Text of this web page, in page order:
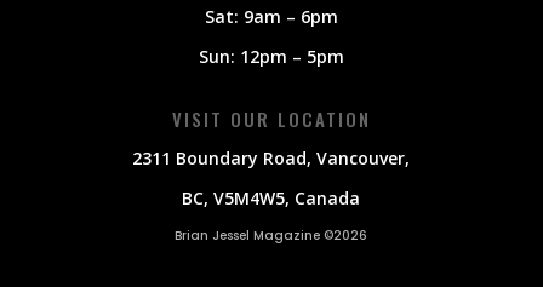
Sat: 9am – 6pm
Sun: 12pm – 5pm
VISIT OUR LOCATION
2311 Boundary Road, Vancouver,
BC, V5M4W5, Canada
Brian Jessel Magazine ©2026